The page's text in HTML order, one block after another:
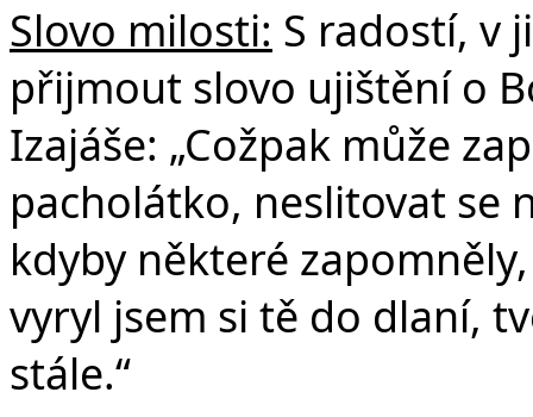
Slovo milosti: S radostí, v
přijmout slovo ujištění o
Izajáše: „Cožpak může
pacholátko, neslitovat se
kdyby některé
vyryl jsem si tě do dlaní,
stále.“